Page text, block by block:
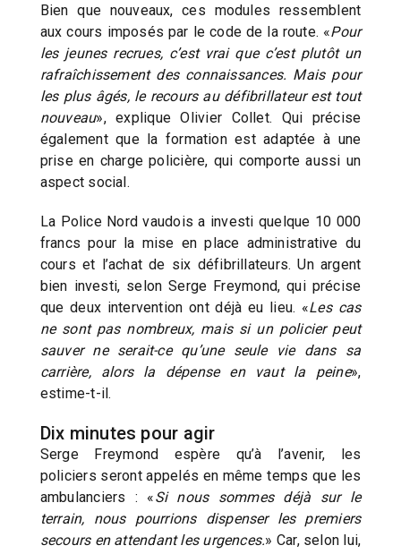
Bien que nouveaux, ces modules ressemblent
aux cours imposés par le code de la route. «Pour
les jeunes recrues, c’est vrai que c’est plutôt un
rafraîchissement des connaissances. Mais pour
les plus âgés, le recours au défibrillateur est tout
nouveau», explique Olivier Collet. Qui précise
également que la formation est adaptée à une
prise en charge policière, qui comporte aussi un
aspect social.
La Police Nord vaudois a investi quelque 10 000
francs pour la mise en place administrative du
cours et l’achat de six défibrillateurs. Un argent
bien investi, selon Serge Freymond, qui précise
que deux intervention ont déjà eu lieu. «Les cas
ne sont pas nombreux, mais si un policier peut
sauver ne serait-ce qu’une seule vie dans sa
carrière, alors la dépense en vaut la peine»,
estime-t-il.
Dix minutes pour agir
Serge Freymond espère qu’à l’avenir, les
policiers seront appelés en même temps que les
ambulanciers : «Si nous sommes déjà sur le
terrain, nous pourrions dispenser les premiers
secours en attendant les urgences.» Car, selon lui,